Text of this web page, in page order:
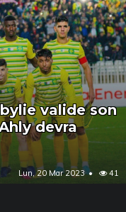
valide son
devra
Lun, 20 Mar 2023 41